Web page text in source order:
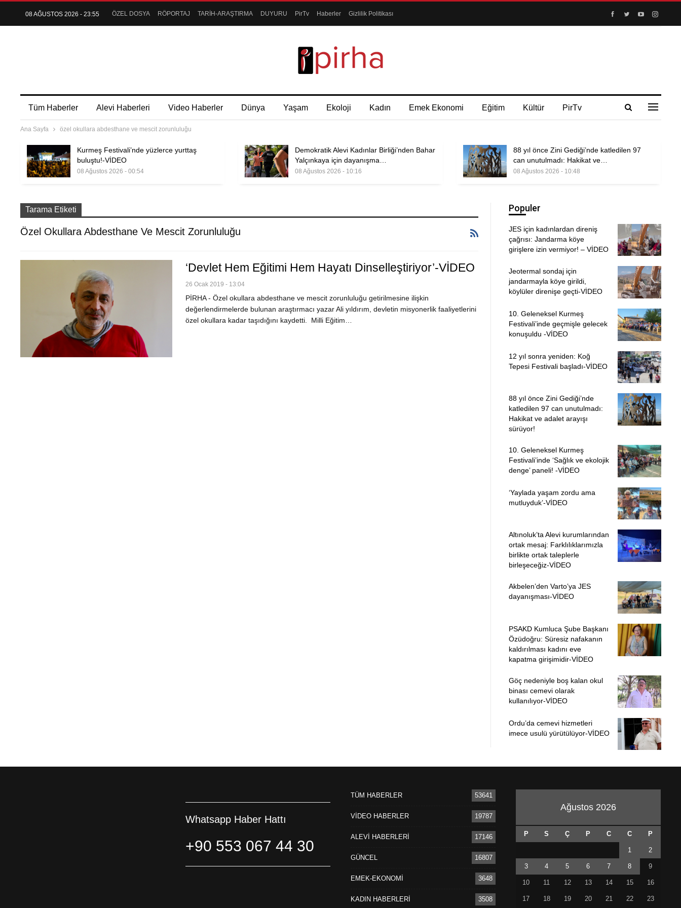
08 AĞUSTOS 2026 - 23:55 ÖZEL DOSYA RÖPORTAJ TARİH-ARAŞTIRMA DUYURU PirTv Haberler Gizlilik Politikası
Tüm Haberler Alevi Haberleri Video Haberler Dünya Yaşam Ekoloji Kadın Emek Ekonomi Eğitim Kültür PirTv
Ana Sayfa özel okullara abdesthane ve mescit zorunluluğu
Kurmeş Festivali’nde yüzlerce yurttaş
buluştu!-VİDEO
08 Ağustos 2026 - 00:54
Demokratik Alevi Kadınlar Birliği’nden Bahar
Yalçınkaya için dayanışma…
08 Ağustos 2026 - 10:16
88 yıl önce Zini Gediği’nde katledilen 97
can unutulmadı: Hakikat ve…
08 Ağustos 2026 - 10:48
Tarama Etiketi
Özel Okullara Abdesthane Ve Mescit Zorunluluğu
‘Devlet Hem Eğitimi Hem Hayatı Dinselleştiriyor’-VİDEO
26 Ocak 2019 - 13:04
PİRHA - Özel okullara abdesthane ve mescit zorunluluğu getirilmesine ilişkin
değerlendirmelerde bulunan araştırmacı yazar Ali yıldırım, devletin misyonerlik faaliyetlerini
özel okullara kadar taşıdığını kaydetti. Milli Eğitim…
Populer
JES için kadınlardan direniş
çağrısı: Jandarma köye
girişlere izin vermiyor! – VİDEO
Jeotermal sondaj için
jandarmayla köye girildi,
köylüler direnişe geçti-VİDEO
10. Geleneksel Kurmeş
Festivali’inde geçmişle gelecek
konuşuldu -VİDEO
12 yıl sonra yeniden: Koğ
Tepesi Festivali başladı-VİDEO
88 yıl önce Zini Gediği’nde
katledilen 97 can unutulmadı:
Hakikat ve adalet arayışı
sürüyor!
10. Geleneksel Kurmeş
Festivali’inde ‘Sağlık ve ekolojik
denge’ paneli! -VİDEO
‘Yaylada yaşam zordu ama
mutluyduk’-VİDEO
Altınoluk’ta Alevi kurumlarından
ortak mesaj: Farklılıklarımızla
birlikte ortak taleplerle
birleşeceğiz-VİDEO
Akbelen’den Varto’ya JES
dayanışması-VİDEO
PSAKD Kumluca Şube Başkanı
Özüdoğru: Süresiz nafakanın
kaldırılması kadını eve
kapatma girişimidir-VİDEO
Göç nedeniyle boş kalan okul
binası cemevi olarak
kullanılıyor-VİDEO
Ordu’da cemevi hizmetleri
imece usulü yürütülüyor-VİDEO
Whatsapp Haber Hattı
+90 553 067 44 30
TÜM HABERLER 53641
VİDEO HABERLER 19787
ALEVİ HABERLERİ 17146
GÜNCEL 16807
EMEK-EKONOMİ 3648
KADIN HABERLERİ 3508
Ağustos 2026
P S Ç P C C P
1 2
3 4 5 6 7 8 9
10 11 12 13 14 15 16
17 18 19 20 21 22 23